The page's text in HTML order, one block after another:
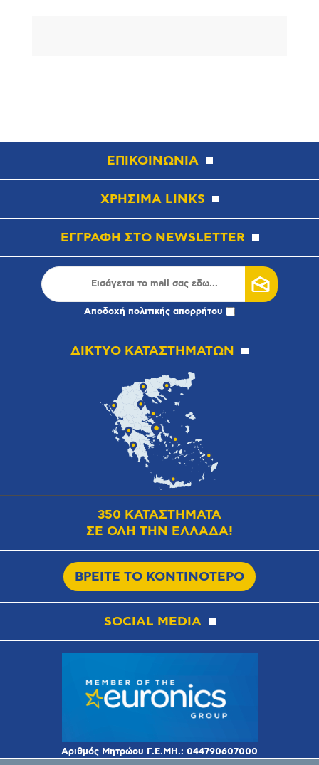
ΕΠΙΚΟΙΝΩΝΙΑ
ΧΡΗΣΙΜΑ LINKS
ΕΓΓΡΑΦΗ ΣΤΟ NEWSLETTER
Αποδοχή πολιτικής απορρήτου
ΔΙΚΤΥΟ ΚΑΤΑΣΤΗΜΑΤΩΝ
350 ΚΑΤΑΣΤΗΜΑΤΑ
ΣΕ ΟΛΗ ΤΗΝ ΕΛΛΑΔΑ!
ΒΡΕΙΤΕ ΤΟ ΚΟΝΤΙΝΟΤΕΡΟ
SOCIAL MEDIA